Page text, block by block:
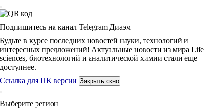
Подпишитесь на канал Telegram Диаэм
Будьте в курсе последних новостей науки, технологий и
интересных предложений! Актуальные новости из мира Life
sciences, биотехнологий и аналитической химии стали еще
доступнее.
Ссылка для ПК версии Закрыть окно
Выберите регион